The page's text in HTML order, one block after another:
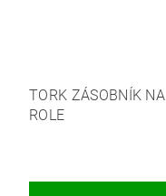
TORK ZÁSOBNÍK
ROLE